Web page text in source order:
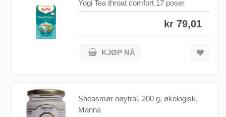
Yogi Tea throat comfort 17 poser
kr 79,01
KJØP NÅ
Sheasmør nøytral, 200 g, økologisk,
Manna